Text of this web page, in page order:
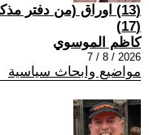
(13) اوراق (من دفتر
(17)
كاظم الموسوي
2026 / 8 / 7
مواضيع وابحاث سياسية